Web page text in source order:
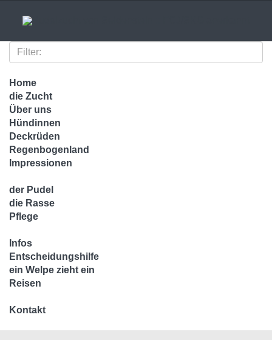
Home
die Zucht
Über uns
Hündinnen
Deckrüden
Regenbogenland
Impressionen
der Pudel
die Rasse
Pflege
Infos
Entscheidungshilfe
ein Welpe zieht ein
Reisen
Kontakt